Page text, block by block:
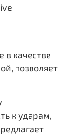
в качестве
позволяет
к ударам,